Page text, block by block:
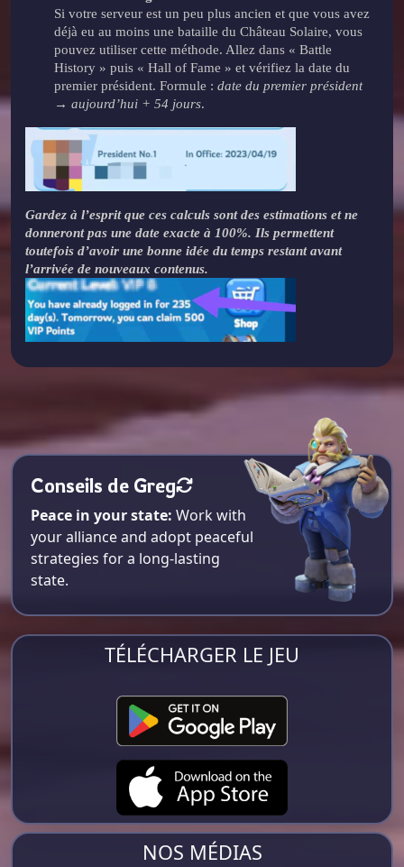
Si votre serveur est un peu plus ancien et que vous avez
déjà eu au moins une bataille du Château Solaire, vous
pouvez utiliser cette méthode. Allez dans « Battle
History » puis « Hall of Fame » et vérifiez la date du
premier président. Formule : date du premier président
→ aujourd’hui + 54 jours.
Gardez à l’esprit que ces calculs sont des estimations et ne
donneront pas une date exacte à 100%. Ils permettent
toutefois d’avoir une bonne idée du temps restant avant
l’arrivée de nouveaux contenus.
Conseils de Greg
Peace in your state: Work with
your alliance and adopt peaceful
strategies for a long-lasting
state.
TÉLÉCHARGER LE JEU
NOS MÉDIAS